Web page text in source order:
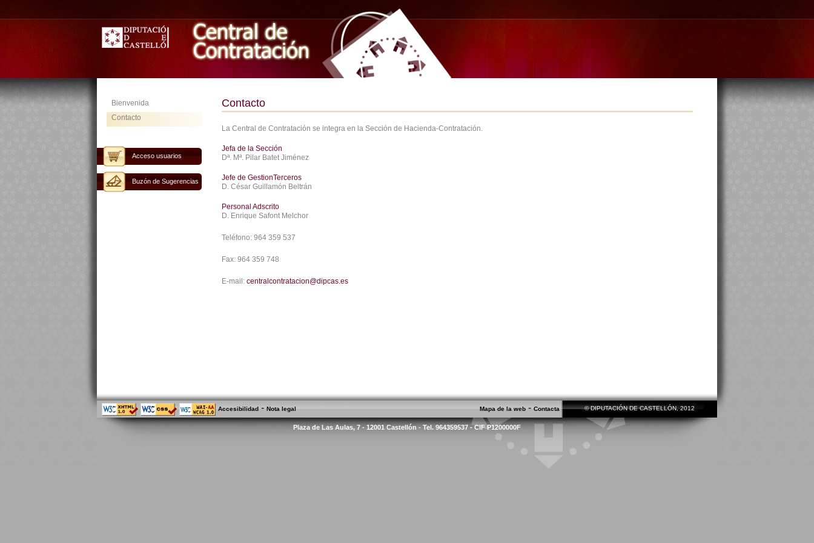
Bienvenida
Contacto
Acceso usuarios
Buzón de Sugerencias
Contacto
La Central de Contratación se integra en la Sección de Hacienda-Contratación.
Jefa de la Sección
Dª. Mª. Pilar Batet Jiménez
Jefe de GestionTerceros
D. César Guillamón Beltrán
Personal Adscrito
D. Enrique Safont Melchor
Teléfono: 964 359 537
Fax: 964 359 748
E-mail: centralcontratacion@dipcas.es
Accesibilidad - Nota legal Mapa de la web - Contacta © DIPUTACIÓN DE CASTELLÓN, 2012
Plaza de Las Aulas, 7 - 12001 Castellón - Tel. 964359537 - CIF P1200000F